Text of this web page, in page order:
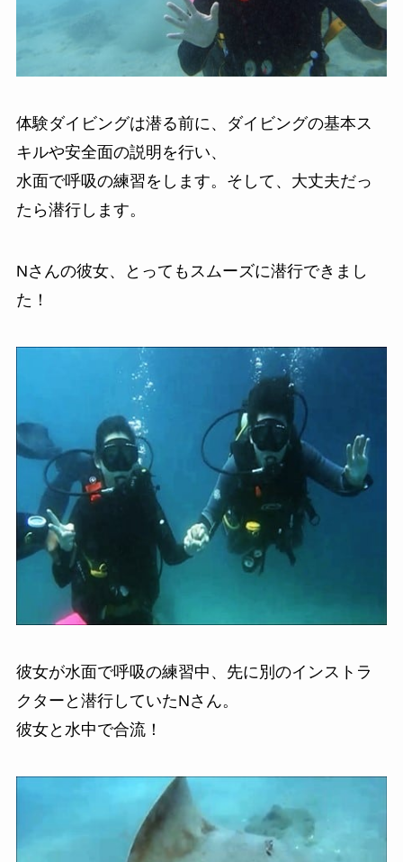
体験ダイビングは潜る前に、ダイビングの基本ス
キルや安全面の説明を行い、
水面で呼吸の練習をします。そして、大丈夫だっ
たら潜行します。
Nさんの彼女、とってもスムーズに潜行できまし
た！
彼女が水面で呼吸の練習中、先に別のインストラ
クターと潜行していたNさん。
彼女と水中で合流！